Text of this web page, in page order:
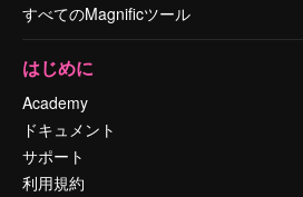
すべてのMagnificツール
はじめに
Academy
ドキュメント
サポート
利用規約